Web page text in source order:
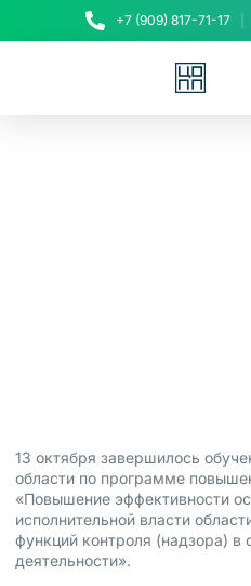
+7 (909) 817-71-17
13 октября завершилось
области по программе
«Повышение эффективности
исполнительной власти
функций контроля (надзора)
деятельности».